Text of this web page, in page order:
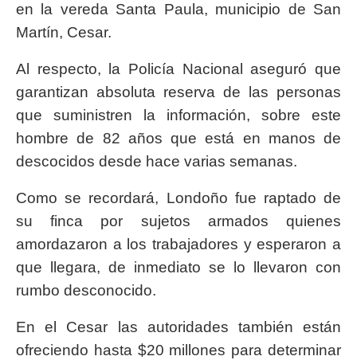
en la vereda Santa Paula, municipio de San
Martín, Cesar.
Al respecto, la Policía Nacional aseguró que
garantizan absoluta reserva de las personas
que suministren la información, sobre este
hombre de 82 años que está en manos de
descocidos desde hace varias semanas.
Como se recordará, Londoño fue raptado de
su finca por sujetos armados quienes
amordazaron a los trabajadores y esperaron a
que llegara, de inmediato se lo llevaron con
rumbo desconocido.
En el Cesar las autoridades también están
ofreciendo hasta $20 millones para determinar